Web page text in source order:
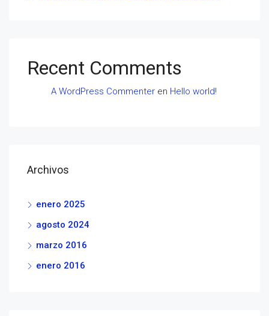
Recent Comments
A WordPress Commenter en Hello world!
Archivos
enero 2025
agosto 2024
marzo 2016
enero 2016